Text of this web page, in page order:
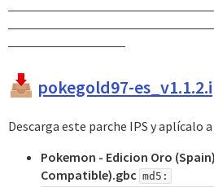
pokegold97-
Descarga este parche IPS y aplícalo a
Pokemon - Edicion Oro
Compatible).gbc md5: